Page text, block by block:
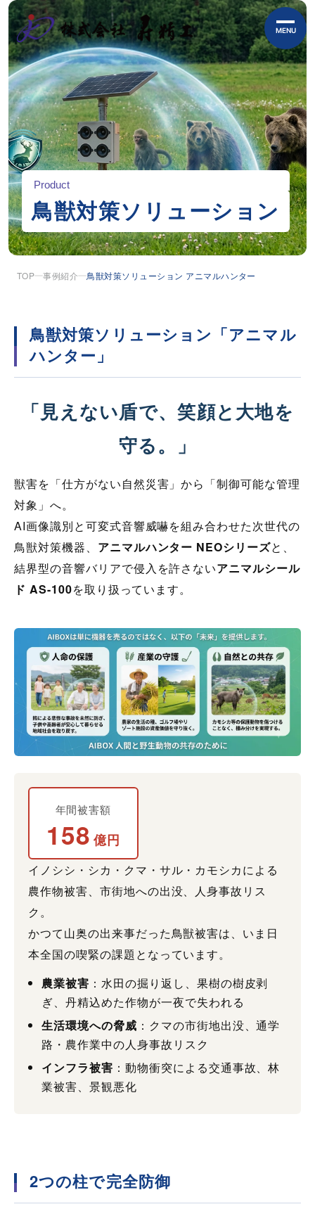
MENU
Product
鳥獣対策ソリューション
TOP 事例紹介 鳥獣対策ソリューション アニマルハンター
鳥獣対策ソリューション「アニマル
ハンター」
「見えない盾で、笑顔と大地を
守る。」
獣害を「仕方がない自然災害」から「制御可能な管理
対象」へ。
AI画像識別と可変式音響威嚇を組み合わせた次世代の
鳥獣対策機器、 アニマルハンター NEOシリーズと、
結界型の音響バリアで侵入を許さないアニマルシール
ド AS-100を取り扱っています。
年間被害額
158 億円
イノシシ・シカ・クマ・サル・カモシカによる
農作物被害、市街地への出没、人身事故リス
ク。
かつて山奥の出来事だった鳥獣被害は、いま日
本全国の喫緊の課題となっています。
農業被害 ：水田の掘り返し、果樹の樹皮剥
ぎ、丹精込めた作物が一夜で失われる
生活環境への脅威 ：クマの市街地出没、通学
路・農作業中の人身事故リスク
インフラ被害 ：動物衝突による交通事故、林
業被害、景観悪化
2つの柱で完全防御